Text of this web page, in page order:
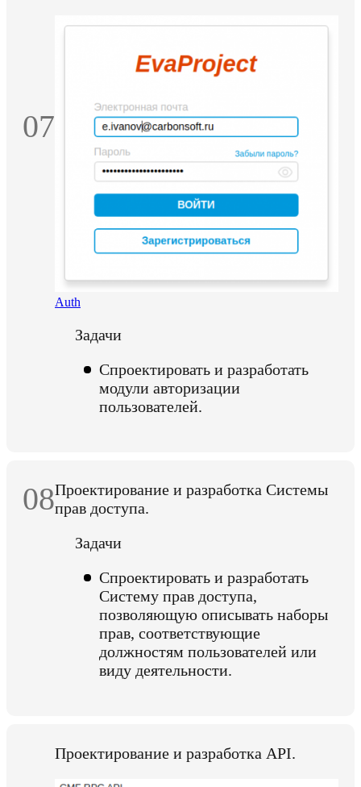
07
Auth
Задачи
Спроектировать и разработать
модули авторизации
пользователей.
08Проектирование и разработка Системы
прав доступа.
Задачи
Спроектировать и разработать
Систему прав доступа,
позволяющую описывать наборы
прав, соответствующие
должностям пользователей или
виду деятельности.
Проектирование и разработка API.